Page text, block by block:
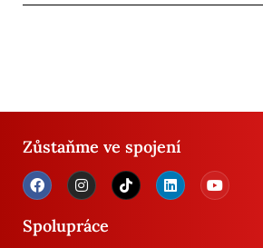
Zůstaňme ve spojení
Spolupráce